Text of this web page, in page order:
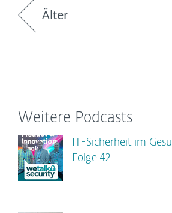
Älter
Weitere Podcasts
IT-Sicherheit im
Folge 42